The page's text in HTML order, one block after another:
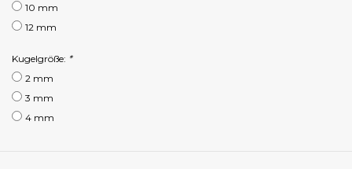
10 mm
12 mm
Kugelgröße: *
2 mm
3 mm
4 mm